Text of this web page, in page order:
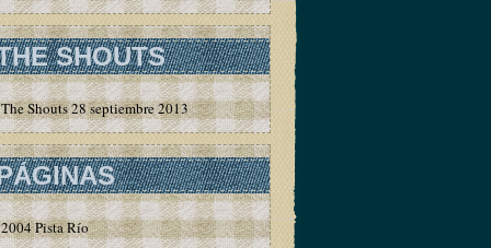
SHOUTS
The Shouts 28 septiembre 2013
2004 Pista Río